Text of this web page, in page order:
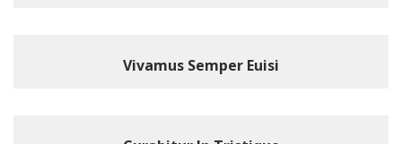
Vivamus Semper Euisi